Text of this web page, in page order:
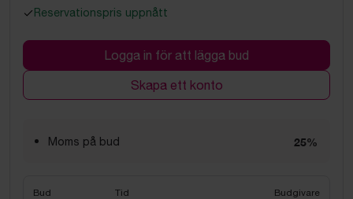
Reservationspris uppnått
Logga in för att lägga bud
Skapa ett konto
Moms på bud 25%
Bud Tid Budgivare